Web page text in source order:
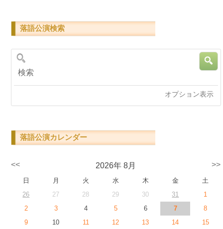
落語公演検索
オプション表示
落語公演カレンダー
<< 2026年 8月 >>
日 月 火 水 木 金
土
26
27 28 29 30 31
1
2
3 4 5 6 7
8
9
10 11 12 13 14
15